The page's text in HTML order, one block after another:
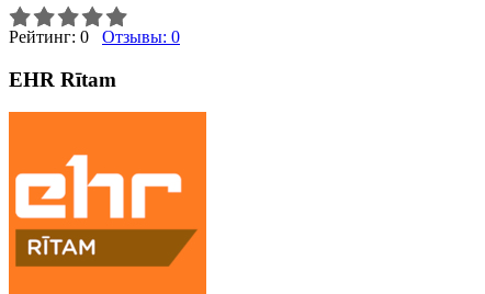
Рейтинг: 0 Отзывы: 0
EHR Rītam